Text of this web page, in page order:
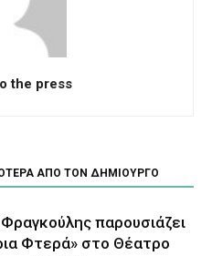
the press
ΑΠΟ ΤΟΝ ΔΗΜΙΟΥΡΓΟ
παρουσιάζει
Φτερά» στο Θέατρο